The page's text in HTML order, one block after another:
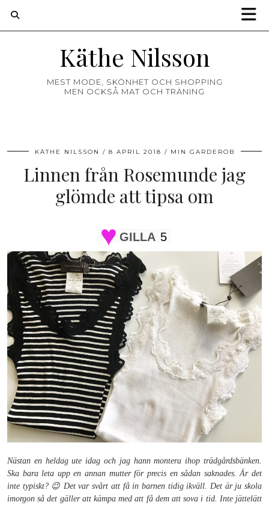
Käthe Nilsson
MEST MODE, SKÖNHET OCH SHOPPING
MEN OCKSÅ MAT OCH TRÄNING
KÄTHE NILSSON 8 APRIL 2018 MIN GARDEROB
Linnen från Rosemunde jag
glömde att tipsa om
GILLA 5
Nästan en heldag ute idag och jag hann montera ihop trädgårdsbänken.
Ska bara leta upp en annan mutter för precis en sådan saknades. Är det
inte typiskt? 😉 Det var svårt att få in barnen tidig ikväll. Det är ju skola
imorgon så det gäller att kämpa med att få dem att sova i tid. Inte jättelätt